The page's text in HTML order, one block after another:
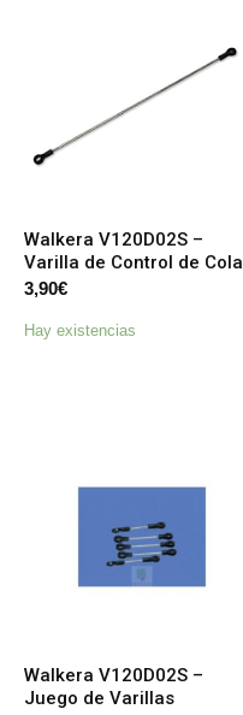
Walkera V120D02S –
Varilla de Control de Cola
3,90€
Hay existencias
Walkera V120D02S –
Juego de Varillas